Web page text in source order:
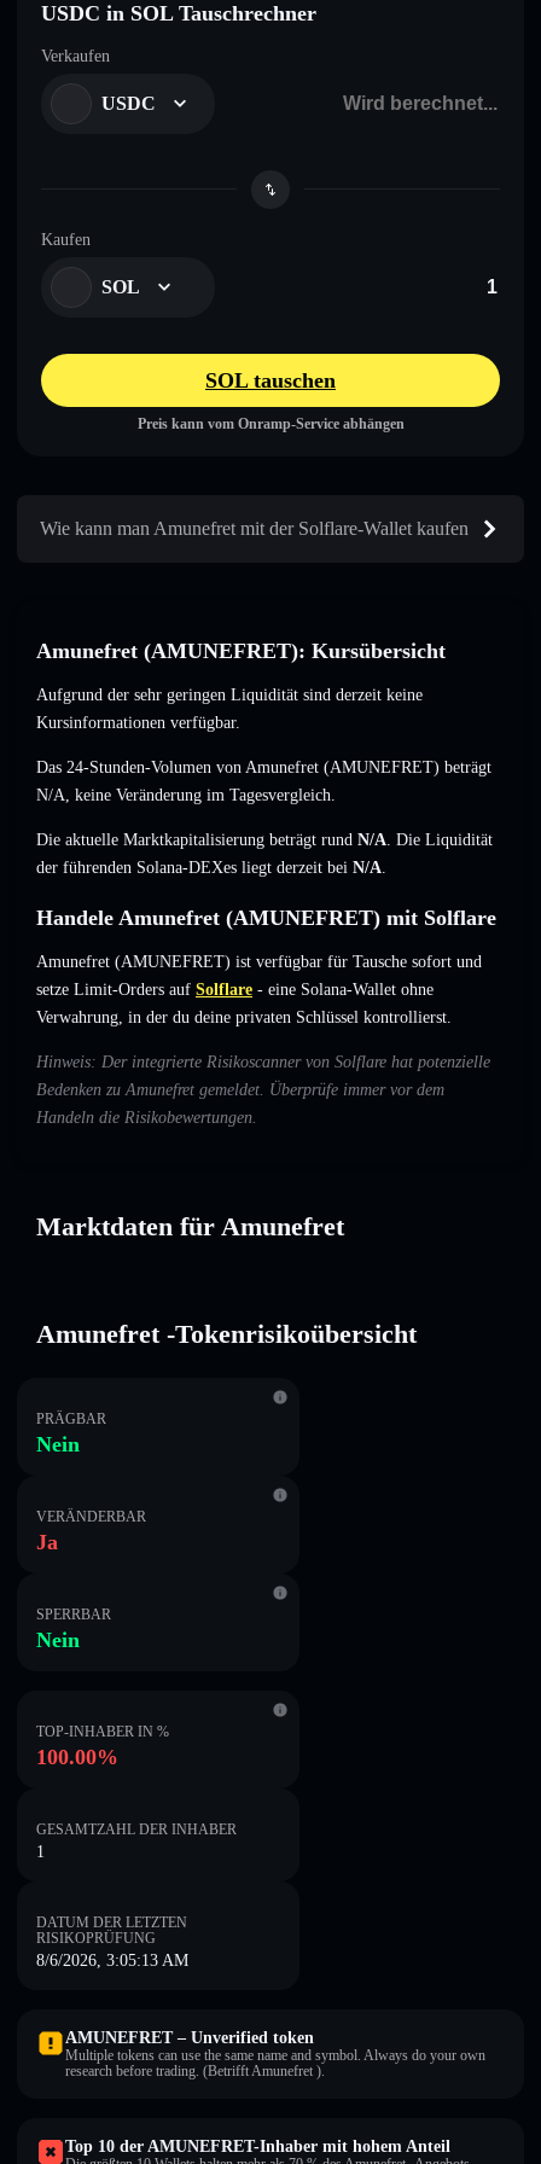
USDC in SOL Tauschrechner
Verkaufen
USDC
Kaufen
SOL
SOL tauschen
Preis kann vom Onramp-Service abhängen
Wie kann man Amunefret mit der Solflare-Wallet kaufen
Amunefret (AMUNEFRET): Kursübersicht
Aufgrund der sehr geringen Liquidität sind derzeit keine
Kursinformationen verfügbar.
Das 24-Stunden-Volumen von Amunefret (AMUNEFRET) beträgt
N/A, keine Veränderung im Tagesvergleich.
Die aktuelle Marktkapitalisierung beträgt rund N/A. Die Liquidität
der führenden Solana-DEXes liegt derzeit bei N/A.
Handele Amunefret (AMUNEFRET) mit Solflare
Amunefret (AMUNEFRET) ist verfügbar für Tausche sofort und
setze Limit-Orders auf Solflare - eine Solana-Wallet ohne
Verwahrung, in der du deine privaten Schlüssel kontrollierst.
Hinweis: Der integrierte Risikoscanner von Solflare hat potenzielle
Bedenken zu Amunefret gemeldet. Überprüfe immer vor dem
Handeln die Risikobewertungen.
Marktdaten für Amunefret
Amunefret -Tokenrisikoübersicht
PRÄGBAR
Nein
VERÄNDERBAR
Ja
SPERRBAR
Nein
TOP-INHABER IN %
100.00%
GESAMTZAHL DER INHABER
1
DATUM DER LETZTEN
RISIKOPRÜFUNG
8/6/2026, 3:05:13 AM
AMUNEFRET – Unverified token
Multiple tokens can use the same name and symbol. Always do your own
research before trading. (Betrifft Amunefret ).
Top 10 der AMUNEFRET-Inhaber mit hohem Anteil